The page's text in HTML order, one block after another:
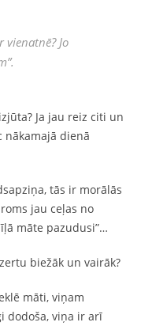
vienatnē? Jo
Ja jau reiz citi un
nākamajā dienā
tās ir morālās
jau ceļas no
māte pazudusi”…
biežāk un vairāk?
māti, viņam
dodoša, viņa ir arī